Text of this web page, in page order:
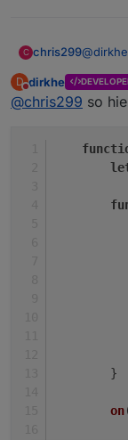
C chris299@dirkhe
wollte
D
Nicht stören
dirkhe
@chris299 so
        }
on